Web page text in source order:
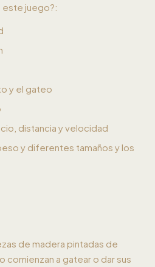
este juego?:
y el gateo
distancia y velocidad
y diferentes tamaños y los
de madera pintadas de
comienzan a gatear o dar sus